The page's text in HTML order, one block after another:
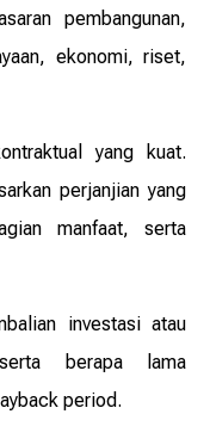
pembangunan,
ekonomi, riset,
yang kuat.
perjanjian yang
manfaat, serta
investasi atau
berapa lama
period.